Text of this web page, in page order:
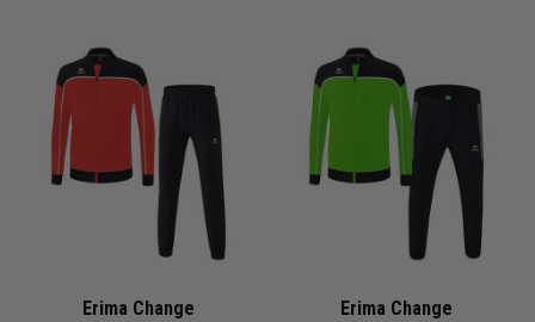
Erima Change
Erima Change